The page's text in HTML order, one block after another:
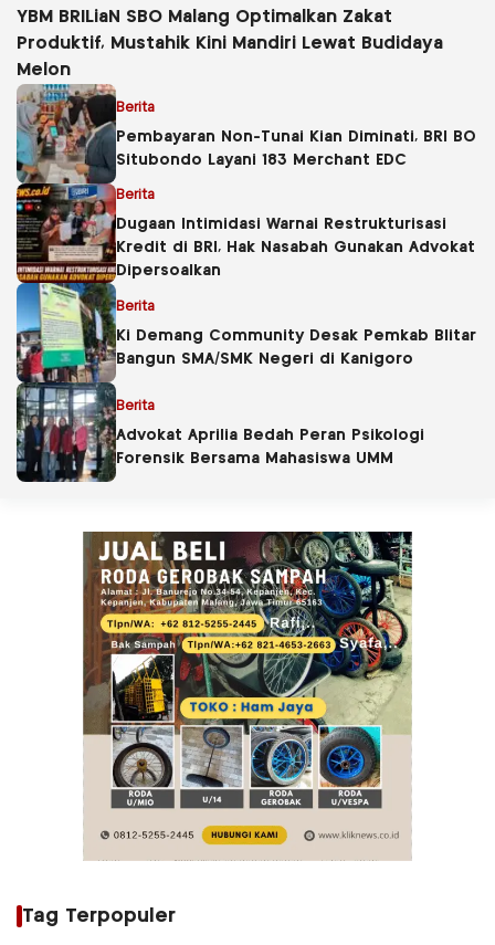
YBM BRILiaN SBO Malang Optimalkan Zakat
Produktif, Mustahik Kini Mandiri Lewat Budidaya
Melon
Berita
Pembayaran Non-Tunai Kian Diminati, BRI BO
Situbondo Layani 183 Merchant EDC
Berita
Dugaan Intimidasi Warnai Restrukturisasi
Kredit di BRI, Hak Nasabah Gunakan Advokat
Dipersoalkan
Berita
Ki Demang Community Desak Pemkab Blitar
Bangun SMA/SMK Negeri di Kanigoro
Berita
Advokat Aprilia Bedah Peran Psikologi
Forensik Bersama Mahasiswa UMM
Tag Terpopuler